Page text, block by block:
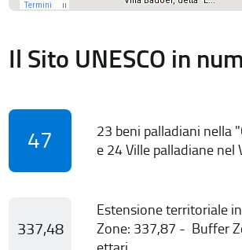
Il Sito UNESCO in
47
23 beni palladiani nella
e 24 Ville palladiane nel
337,48
Estensione territoriale
Zone: 337,87 - Buffer